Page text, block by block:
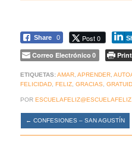
Share 0 Post 0
Correo Electrónico 0 Print
ETIQUETAS:AMAR APRENDER
FELICIDAD FELIZ GRACIAS
POR
← CONFESIONES – SAN AGUSTÍN